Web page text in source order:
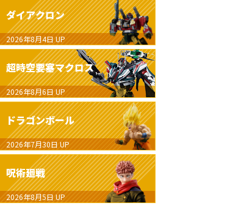
ダイアクロン
2026年8月4日 UP
超時空要塞マクロス
2026年8月6日 UP
ドラゴンボール
2026年7月30日 UP
呪術廻戦
2026年8月5日 UP